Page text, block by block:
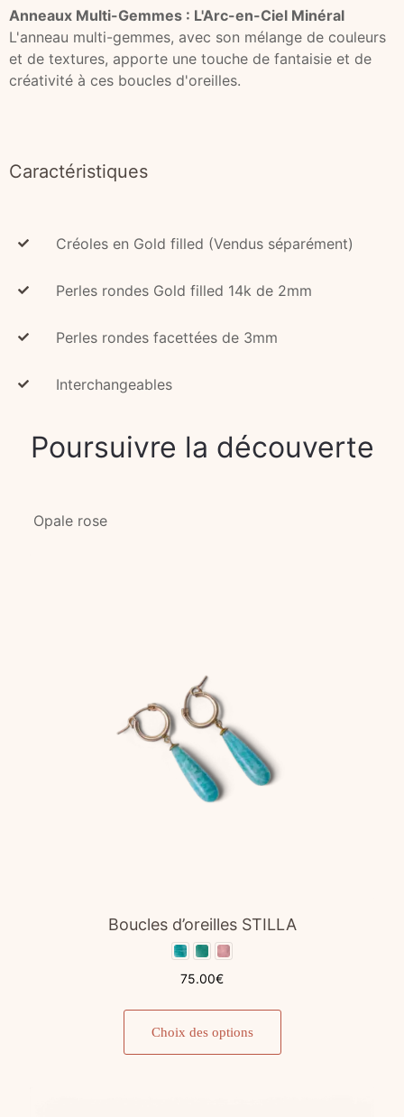
Anneaux Multi-Gemmes : L'Arc-en-Ciel Minéral
L'anneau multi-gemmes, avec son mélange de couleurs
et de textures, apporte une touche de fantaisie et de
créativité à ces boucles d'oreilles.
Caractéristiques
Créoles en Gold filled (Vendus séparément)
Perles rondes Gold filled 14k de 2mm
Perles rondes facettées de 3mm
Interchangeables
Poursuivre la découverte
Opale rose
Boucles d’oreilles STILLA
75.00€
Choix des options
Ce
a